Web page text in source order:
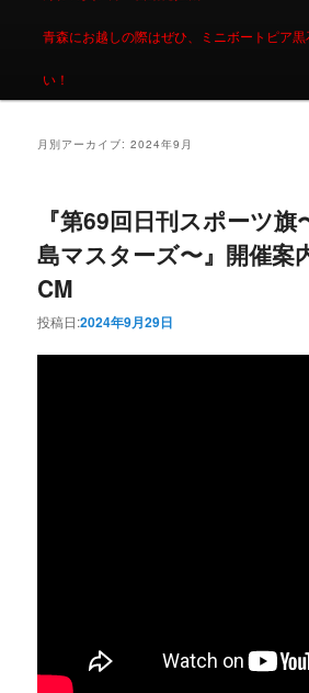
青森にお越しの際はぜひ、ミニボートピア
い！
月別アーカイブ:2024年9月
『第69回日刊スポーツ旗
島マスターズ〜』開催案
CM
投稿日:2024年9月29日